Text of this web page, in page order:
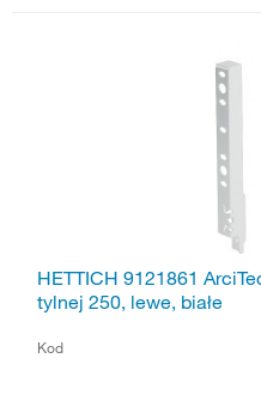
HETTICH 9121861
tylnej 250, lewe, białe
Kod